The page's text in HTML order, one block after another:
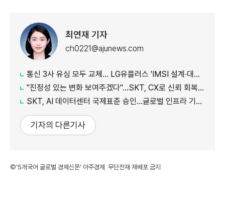
최연재 기자
ch0221@ajunews.com
통신 3사 유심 모두 교체… LG유플러스 'IMSI 설계·대응 시점' 놓고 갑론을박
"진정성 있는 변화 보여주겠다"…SKT, CX로 신뢰 회복 나선다
SKT, AI 데이터센터 국제표준 승인…글로벌 인프라 기준 제시
기자의 다른기사
©'5개국어 글로벌 경제신문' 아주경제. 무단전재·재배포 금지